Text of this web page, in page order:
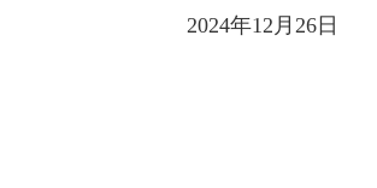
2024年12月26日